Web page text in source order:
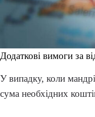
Додаткові вимоги за
У випадку, коли
сума необхідних